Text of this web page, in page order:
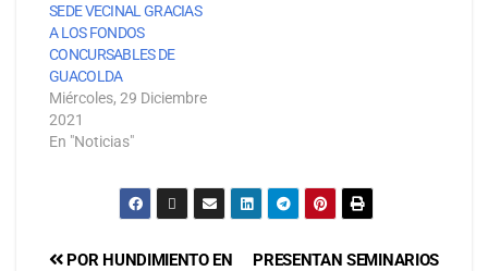
SEDE VECINAL GRACIAS
A LOS FONDOS
CONCURSABLES DE
GUACOLDA
Miércoles, 29 Diciembre
2021
En "Noticias"
PRESENTAN SEMINARIOS
POR HUNDIMIENTO EN